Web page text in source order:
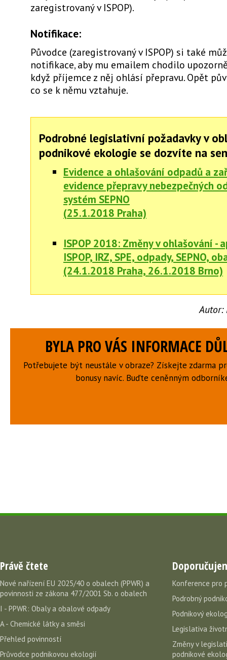
zaregistrovaný v ISPOP).
Notifikace:
Původce (zaregistrovaný v ISPOP) si také
notifikace, aby mu emailem chodilo
když příjemce z něj ohlásí přepravu. Opět
co se k němu vztahuje.
Podrobné legislativní požadavky v
podnikové ekologie se dozvíte na
Evidence a ohlašování odpadů a
evidence přepravy nebezpečných
systém SEPNO
(25.1.2018 Praha)
ISPOP 2018: Změny v ohlašování -
ISPOP, IRZ, SPE, odpady, SEPNO,
(24.1.2018 Praha, 26.1.2018 Brno)
Autor:
BYLA PRO VÁS INFORMACE
Potřebujete být neustále v obraze? Získejte zdarma
bonusy navíc. Buďte ceněnným
Právě čtete
Nové nařízení EU 2025/40 o obalech (PPWR) a
povinnosti ze zákona 477/2001 Sb. o obalech
I - PPWR: Obaly a obalové odpady
A - Chemické látky a směsi
Přehled povinností
Průvodce podnikovou ekologií
Konference pro
Podrobný
Podnikový
Legislativa
Změny v
podnikové